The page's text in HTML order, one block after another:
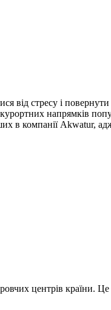
від стресу і
напрямків
в компанії Akwatur,
центрів країни. Це